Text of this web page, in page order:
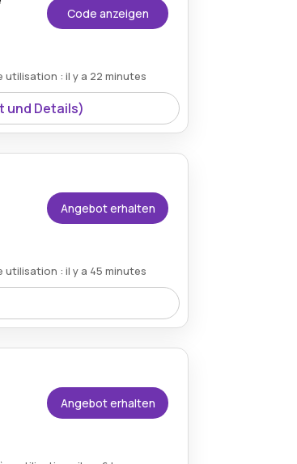
Code anzeigen
utilisation : il y a 22 minutes
und Details)
Angebot erhalten
utilisation : il y a 45 minutes
Angebot erhalten